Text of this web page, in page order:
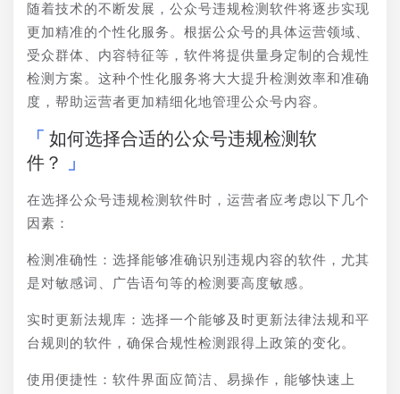
随着技术的不断发展，公众号违规检测软件将逐步实现
更加精准的个性化服务。根据公众号的具体运营领域、
受众群体、内容特征等，软件将提供量身定制的合规性
检测方案。这种个性化服务将大大提升检测效率和准确
度，帮助运营者更加精细化地管理公众号内容。
如何选择合适的公众号违规检测软
件？
在选择公众号违规检测软件时，运营者应考虑以下几个
因素：
检测准确性：选择能够准确识别违规内容的软件，尤其
是对敏感词、广告语句等的检测要高度敏感。
实时更新法规库：选择一个能够及时更新法律法规和平
台规则的软件，确保合规性检测跟得上政策的变化。
使用便捷性：软件界面应简洁、易操作，能够快速上